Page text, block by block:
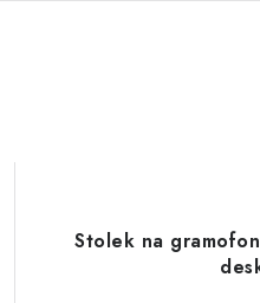
Stolek na